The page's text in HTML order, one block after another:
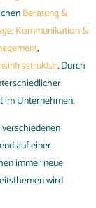
Beratung &
,Kommunikation &
,
. Durch
im Unternehmen.
auf einer
immer neue
wird